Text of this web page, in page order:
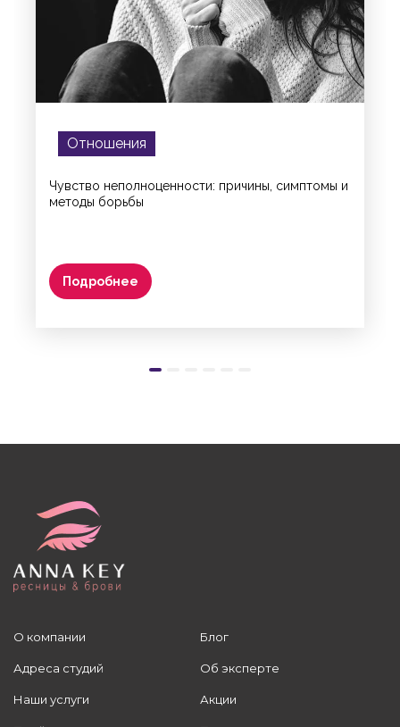
Отношения
Чувство неполноценности: причины, симптомы и
методы борьбы
Подробнее
О компании
Адреса студий
Наши услуги
Блог
Об эксперте
Акции